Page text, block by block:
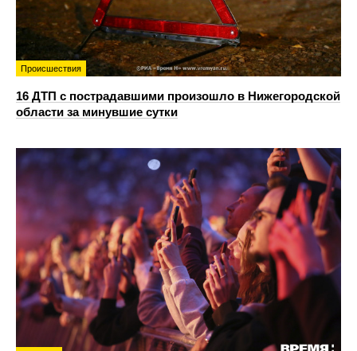
Происшествия
16 ДТП с пострадавшими произошло в Нижегородской
области за минувшие сутки